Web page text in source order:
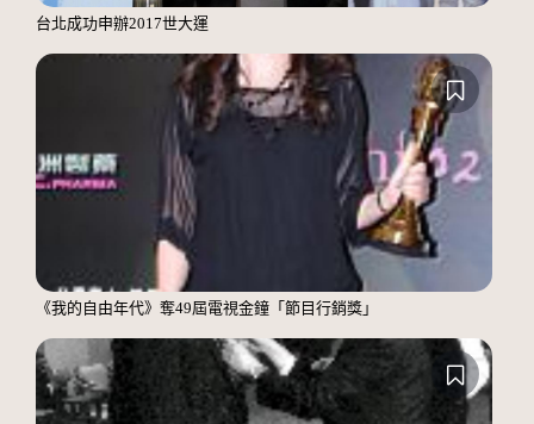
台北成功申辦2017世大運
《我的自由年代》奪49屆電視金鐘「節目行銷獎」